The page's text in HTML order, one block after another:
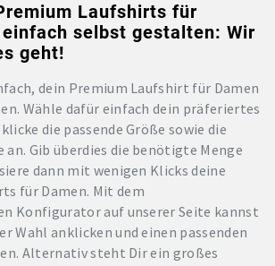
Laufshirts für
einfach selbst gestalten: Wir
geht!
dein Premium Laufshirt für Damen
Wähle dafür einfach dein präferiertes
die passende Größe sowie die
an. Gib überdies die benötigte Menge
dann mit wenigen Klicks deine
für Damen. Mit dem
Konfigurator auf unserer Seite kannst
Wahl anklicken und einen passenden
Alternativ steht Dir ein großes